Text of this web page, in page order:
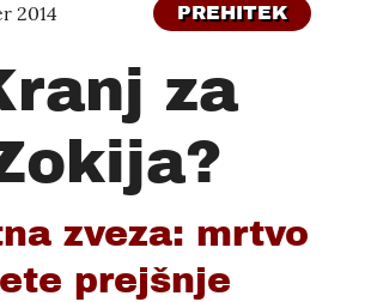
2014 PREHITEK
za
zveza: mrtvo
prejšnje